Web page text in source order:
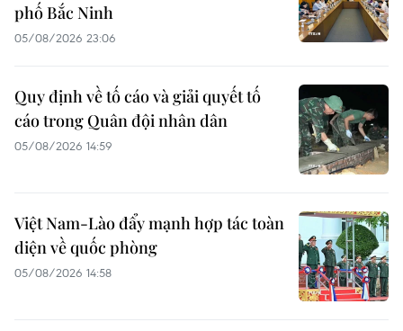
phố Bắc Ninh
05/08/2026 23:06
Quy định về tố cáo và giải quyết tố
cáo trong Quân đội nhân dân
05/08/2026 14:59
Việt Nam-Lào đẩy mạnh hợp tác toàn
diện về quốc phòng
05/08/2026 14:58